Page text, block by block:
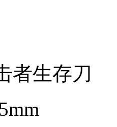
者生存刀